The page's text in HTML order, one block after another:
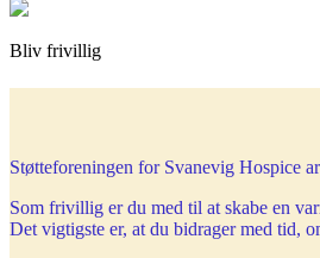
Bliv frivillig
Støtteforeningen for Svanevig Hospice
Som frivillig er du med til at skabe en
Det vigtigste er, at du bidrager med tid,